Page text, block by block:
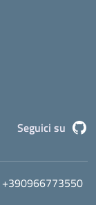
Seguici su
+390966773550